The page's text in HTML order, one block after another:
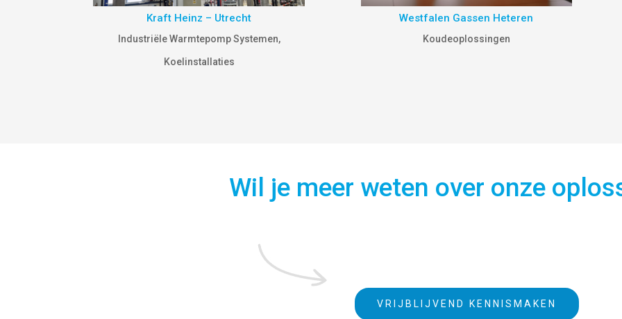
Kraft Heinz – Utrecht
Industriële Warmtepomp Systemen,
Koelinstallaties
Westfalen Gassen Heteren
Koudeoplossingen
Wil je meer weten over onze
VRIJBLIJVEND KENNISMAKEN